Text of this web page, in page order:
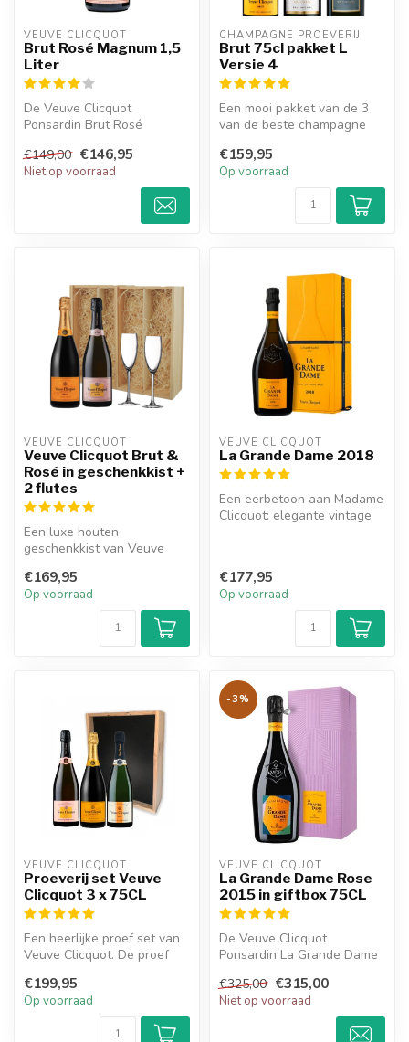
VEUVE CLICQUOT
Brut Rosé Magnum 1,5
Liter
De Veuve Clicquot
Ponsardin Brut Rosé
fruitige smaak.
€149,00 €146,95
Niet op voorraad
CHAMPAGNE PROEVERIJ
Brut 75cl pakket L
Versie 4
Een mooi pakket van de 3
van de beste champagne
verschillen...
€159,95
Op voorraad
VEUVE CLICQUOT
Veuve Clicquot Brut &
Rosé in geschenkkist +
2 flutes
Een luxe houten
geschenkkist van Veuve
kist bevat 2 ve...
€169,95
Op voorraad
VEUVE CLICQUOT
La Grande Dame 2018
Een eerbetoon aan Madame
Clicquot: elegante vintage
€177,95
Op voorraad
VEUVE CLICQUOT
Proeverij set Veuve
Clicquot 3 x 75CL
Een heerlijke proef set van
Veuve Clicquot. De proef
€199,95
Op voorraad
-3%
VEUVE CLICQUOT
La Grande Dame Rose
2015 in giftbox 75CL
De Veuve Clicquot
Ponsardin La Grande Dame
en heeft ...
€325,00 €315,00
Niet op voorraad